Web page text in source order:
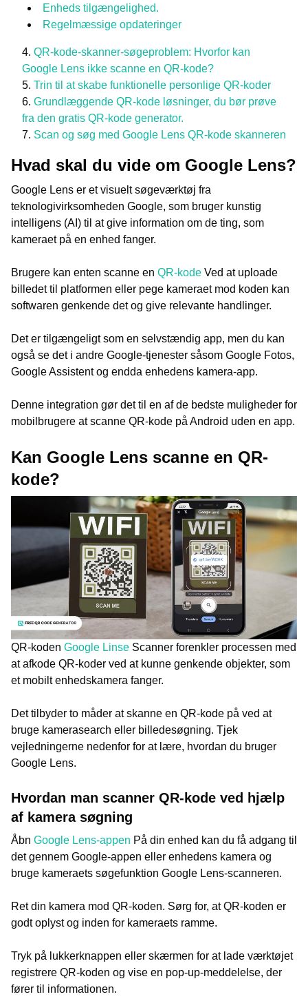
Enheds tilgængelighed.
Regelmæssige opdateringer
QR-kode-skanner-søgeproblem: Hvorfor kan
Google Lens ikke scanne en QR-kode?
Trin til at skabe funktionelle personlige QR-koder
Grundlæggende QR-kode løsninger, du bør prøve
fra den gratis QR-kode generator.
Scan og søg med Google Lens QR-kode skanneren
Hvad skal du vide om Google Lens?
Google Lens er et visuelt søgeværktøj fra
teknologivirksomheden Google, som bruger kunstig
intelligens (AI) til at give information om de ting, som
kameraet på en enhed fanger.
Brugere kan enten scanne en QR-kode Ved at uploade
billedet til platformen eller pege kameraet mod koden kan
softwaren genkende det og give relevante handlinger.
Det er tilgængeligt som en selvstændig app, men du kan
også se det i andre Google-tjenester såsom Google Fotos,
Google Assistent og endda enhedens kamera-app.
Denne integration gør det til en af de bedste muligheder for
mobilbrugere at scanne QR-kode på Android uden en app.
Kan Google Lens scanne en QR-
kode?
QR-koden Google Linse Scanner forenkler processen med
at afkode QR-koder ved at kunne genkende objekter, som
et mobilt enhedskamera fanger.
Det tilbyder to måder at skanne en QR-kode på ved at
bruge kamerasearch eller billedesøgning. Tjek
vejledningerne nedenfor for at lære, hvordan du bruger
Google Lens.
Hvordan man scanner QR-kode ved hjælp
af kamera søgning
Åbn Google Lens-appen På din enhed kan du få adgang til
det gennem Google-appen eller enhedens kamera og
bruge kameraets søgefunktion Google Lens-scanneren.
Ret din kamera mod QR-koden. Sørg for, at QR-koden er
godt oplyst og inden for kameraets ramme.
Tryk på lukkerknappen eller skærmen for at lade værktøjet
registrere QR-koden og vise en pop-up-meddelelse, der
fører til informationen.